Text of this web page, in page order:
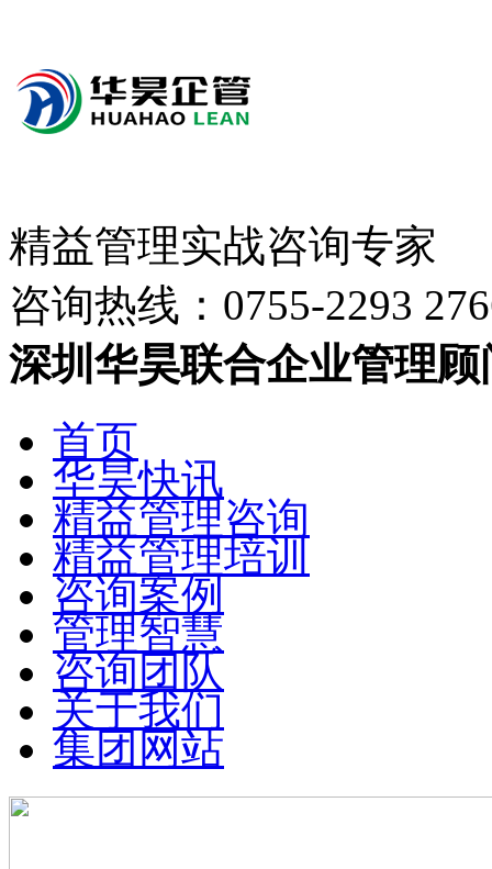
精益管理实战咨询专家
咨询热线： 0755-2293
深圳华昊联合企业管理
首页
华昊快讯
精益管理咨询
精益管理培训
咨询案例
管理智慧
咨询团队
关于我们
集团网站